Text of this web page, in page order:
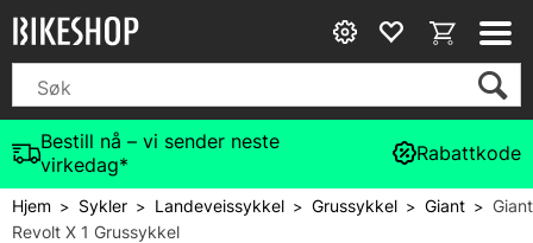
Bestill nå – vi sender neste
virkedag*
Rabattkode
Hjem> Sykler> Landeveissykkel >Grussykkel >Giant>Giant
Revolt X 1 Grussykkel